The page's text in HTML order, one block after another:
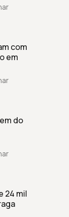
com
em
do
24 mil